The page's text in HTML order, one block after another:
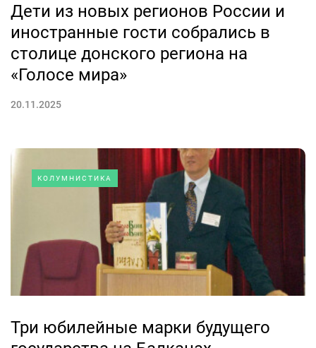
Дети из новых регионов России и
иностранные гости собрались в
столице донского региона на
«Голосе мира»
20.11.2025
КОЛУМНИСТИКА
Три юбилейные марки будущего